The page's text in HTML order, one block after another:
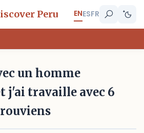
Peru ENESFR
un homme
j'ai travaille avec 6